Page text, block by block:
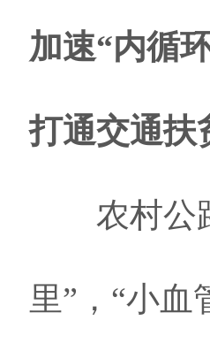
加速“内循
打通交通扶
农村公路
里”，“小